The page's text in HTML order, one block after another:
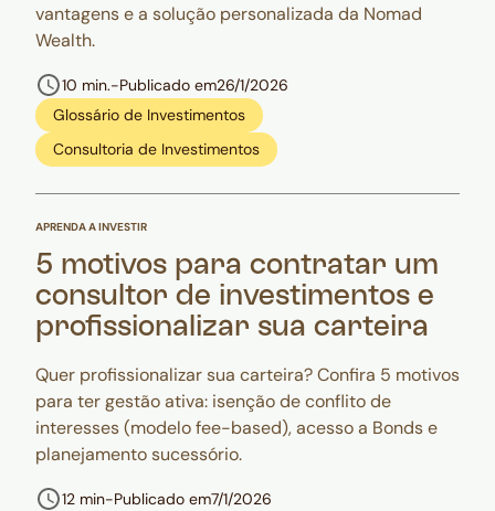
vantagens e a solução personalizada da Nomad
Wealth.
10 min.-Publicado em26/1/2026
Glossário de Investimentos
Consultoria de Investimentos
APRENDA A INVESTIR
5 motivos para contratar um
consultor de investimentos e
profissionalizar sua carteira
Quer profissionalizar sua carteira? Confira 5 motivos
para ter gestão ativa: isenção de conflito de
interesses (modelo fee-based), acesso a Bonds e
planejamento sucessório.
12 min-Publicado em7/1/2026